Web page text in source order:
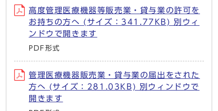
高度管理医療機器等販売業・貸与業の許可を
お持ちの方へ (サイズ：341.77KB) 別ウィ
ンドウで開きます
PDF形式
管理医療機器販売業・貸与業の届出をされた
方へ (サイズ：281.03KB) 別ウィンドウで
開きます